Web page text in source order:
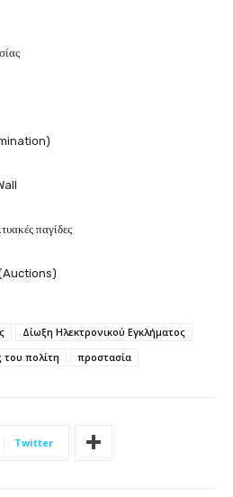
παγίδες
(Auctions)
Δίωξη Ηλεκτρονικού Εγκλήματος
του πολίτη προστασία
Twitter